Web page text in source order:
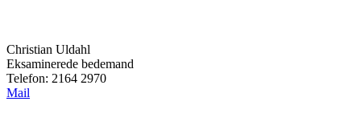
Christian Uldahl
Eksaminerede bedemand
Telefon: 2164 2970
Mail